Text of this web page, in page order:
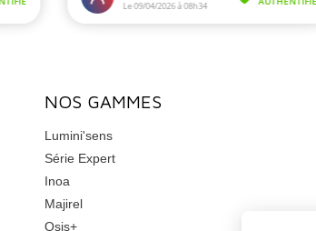
NOS GAMMES
Lumini'sens
Série Expert
Inoa
Majirel
Osis+